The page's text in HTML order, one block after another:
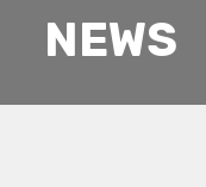
NEWS